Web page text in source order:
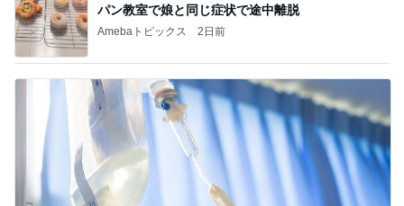
新しい主治医からのありがたい提案
Amebaトピックス 9時間前
記事を読む
物欲スイッチが入った夫婦の戦利品
Amebaトピックス 10時間前